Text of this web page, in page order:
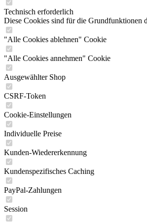
Technisch erforderlich
Diese Cookies sind für die Grundfunktionen
"Alle Cookies ablehnen" Cookie
"Alle Cookies annehmen" Cookie
Ausgewählter Shop
CSRF-Token
Cookie-Einstellungen
Individuelle Preise
Kunden-Wiedererkennung
Kundenspezifisches Caching
PayPal-Zahlungen
Session